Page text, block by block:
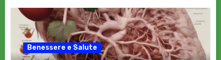
Benessere e Salute